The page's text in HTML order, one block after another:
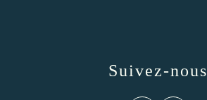
Suivez-nous